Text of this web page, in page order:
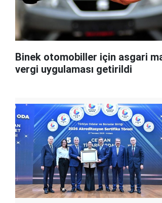
Binek otomobiller için asgari
vergi uygulaması getirildi